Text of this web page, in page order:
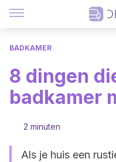
BADKAMER
8 dingen
badkamer
2 minuten
Als je huis een